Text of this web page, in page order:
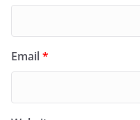
Email*